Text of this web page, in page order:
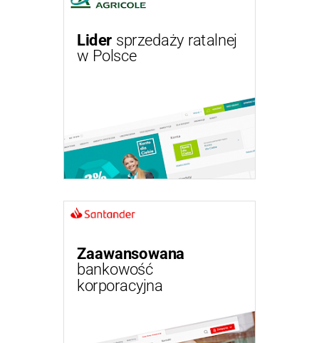
Lider sprzedaży ratalnej
w Polsce
Zaawansowana
bankowość
korporacyjna